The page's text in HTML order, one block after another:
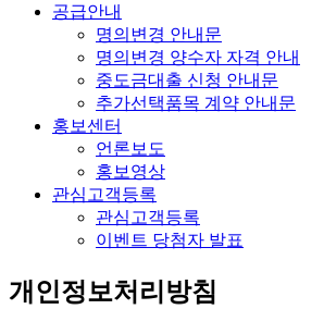
공급안내
명의변경 안내문
명의변경 양수자 자격 안내
중도금대출 신청 안내문
추가선택품목 계약 안내문
홍보센터
언론보도
홍보영상
관심고객등록
관심고객등록
이벤트 당첨자 발표
개인정보처리방침